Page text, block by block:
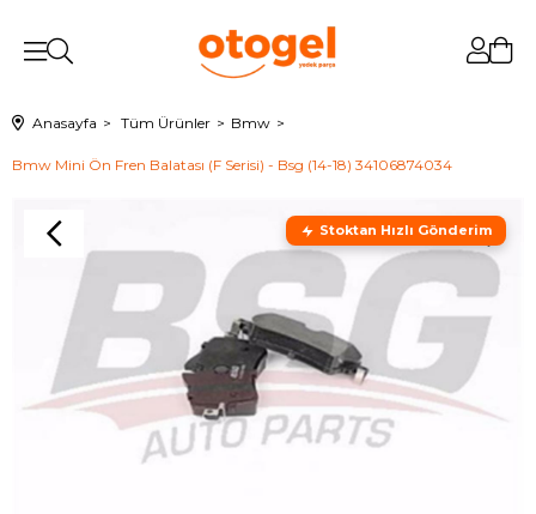
Anasayfa Tüm Ürünler Bmw
Bmw Mini Ön Fren Balatası (F Serisi) - Bsg (14-18) 34106874034
Stoktan Hızlı Gönderim